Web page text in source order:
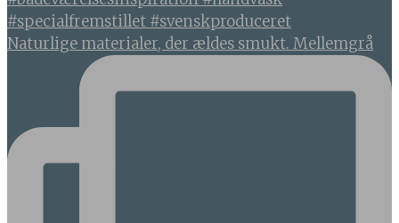
Naturlige materialer, der ældes smukt. Mellemgrå